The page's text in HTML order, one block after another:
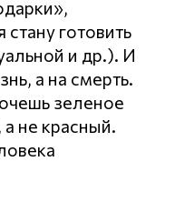
готовить
и др.). И
а на смерть.
зеленое
не красный.